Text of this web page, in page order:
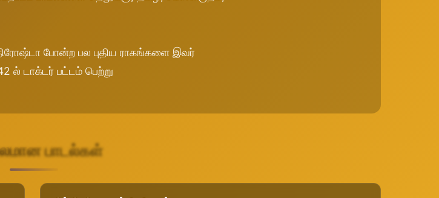
போன்ற பல புதிய ராகங்களை இவர்
ல் டாக்டர் பட்டம் பெற்று
பாடல்கள்